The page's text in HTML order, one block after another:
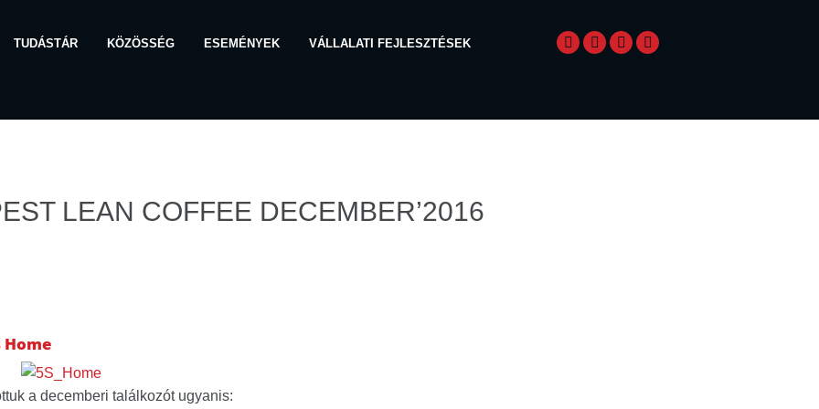
TUDÁSTÁR KÖZÖSSÉG ESEMÉNYEK VÁLLALATI FEJLESZTÉSEK
LEAN COFFEE DECEMBER’2016
Home
a decemberi találkozót ugyanis: